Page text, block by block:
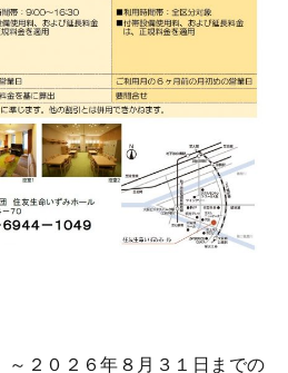
～２０２６年８ 月３１日までの